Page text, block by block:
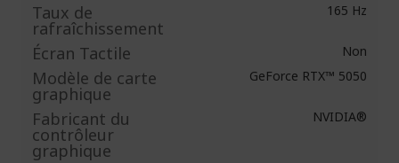
Taux de
rafraîchissement
165 Hz
Écran Tactile Non
Modèle de carte
graphique
GeForce RTX™ 5050
Fabricant du
contrôleur
graphique
NVIDIA®